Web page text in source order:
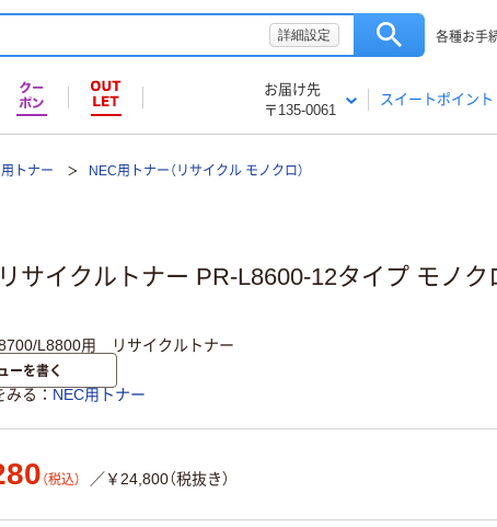
詳細設定 各種お手
お届け先
〒135-0061
スイートポイント
トナー NEC用トナー（リサイクル モノクロ）
サイクルトナー PR-L8600-12タイプ モノク
L8800用 リサイクルトナー
ーを書く
みる NEC用トナー
（税込） ／￥24,800（税抜き）